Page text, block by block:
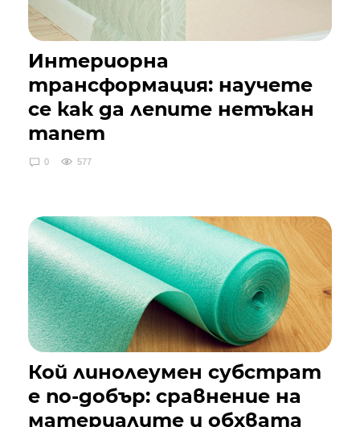
Интериорна
трансформация: научете
се как да лепите нетъкан
тапет
0 577
Кой линолеумен субстрат
е по-добър: сравнение на
материалите и обхвата